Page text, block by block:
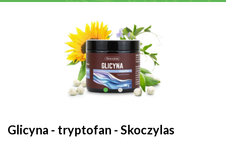
Glicyna - tryptofan - Skoczylas